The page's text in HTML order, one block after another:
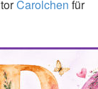
Carolchen für